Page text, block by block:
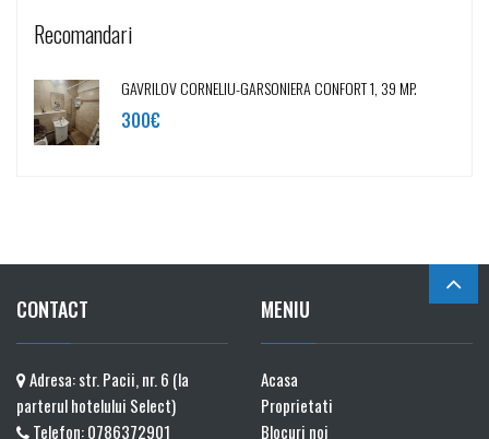
Recomandari
GAVRILOV CORNELIU-GARSONIERA CONFORT 1, 39 MP.
300€
CONTACT
Adresa: str. Pacii, nr. 6 (la
parterul hotelului Select)
Telefon:0786372901
MENIU
Acasa
Proprietati
Blocuri noi